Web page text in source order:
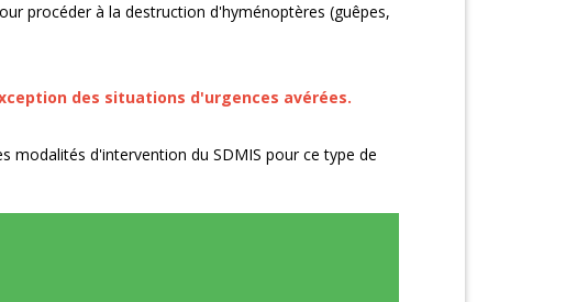
procéder à la destruction d'hyménoptères (guêpes,
des situations d'urgences avérées.
modalités d'intervention du SDMIS pour ce type de